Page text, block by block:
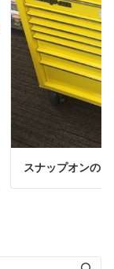
スナップオンの